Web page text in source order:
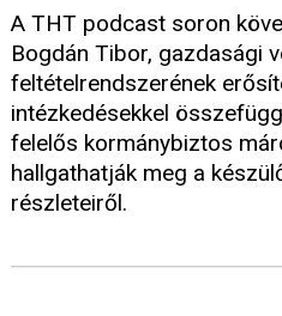
A THT podcast soron
Bogdán Tibor, gazdasági
feltételrendszerének
intézkedésekkel
felelős kormánybiztos
hallgathatják meg a
részleteiről.